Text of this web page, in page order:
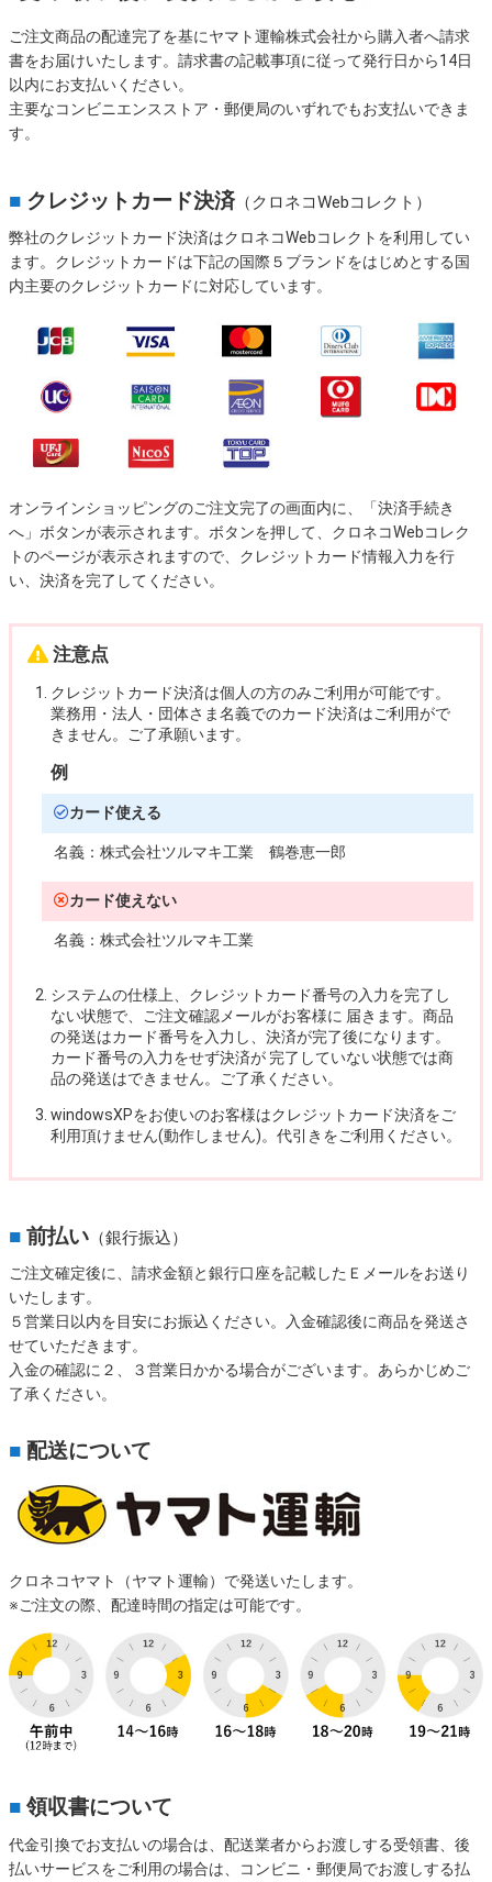
ご注文商品の配達完了を基にヤマト運輸株式会社から購入者へ請求
書をお届けいたします。請求書の記載事項に従って発行日から14日
以内にお支払いください。
主要なコンビニエンスストア・郵便局のいずれでもお支払いできま
す。
■ クレジットカード決済 （クロネコWebコレクト）
弊社のクレジットカード決済はクロネコWebコレクトを利用してい
ます。クレジットカードは下記の国際５ブランドをはじめとする国
内主要のクレジットカードに対応しています。
オンラインショッピングのご注文完了の画面内に、「決済手続き
へ」ボタンが表示されます。ボタンを押して、クロネコWebコレク
トのページが表示されますので、クレジットカード情報入力を行
い、決済を完了してください。
注意点
クレジットカード決済は個人の方のみご利用が可能です。
業務用・法人・団体さま名義でのカード決済はご利用がで
きません。ご了承願います。
例
カード使える
名義：株式会社ツルマキ工業 鶴巻恵一郎
カード使えない
名義：株式会社ツルマキ工業
システムの仕様上、クレジットカード番号の入力を完了し
ない状態で、ご注文確認メールがお客様に 届きます。商品
の発送はカード番号を入力し、決済が完了後になります。
カード番号の入力をせず決済が 完了していない状態では商
品の発送はできません。ご了承ください。
windowsXPをお使いのお客様はクレジットカード決済をご
利用頂けません(動作しません)。代引きをご利用ください。
■ 前払い （銀行振込）
ご注文確定後に、請求金額と銀行口座を記載したＥメールをお送り
いたします。
５営業日以内を目安にお振込ください。入金確認後に商品を発送さ
せていただきます。
入金の確認に２、３営業日かかる場合がございます。あらかじめご
了承ください。
■ 配送について
クロネコヤマト（ヤマト運輸）で発送いたします。
※ご注文の際、配達時間の指定は可能です。
■ 領収書について
代金引換でお支払いの場合は、配送業者からお渡しする受領書、後
払いサービスをご利用の場合は、コンビニ・郵便局でお渡しする払